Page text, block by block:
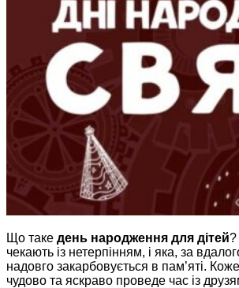
Що таке день народження для дітей?
чекають із нетерпінням, і яка, за
надовго закарбовується в пам’яті.
чудово та яскраво проведе час із